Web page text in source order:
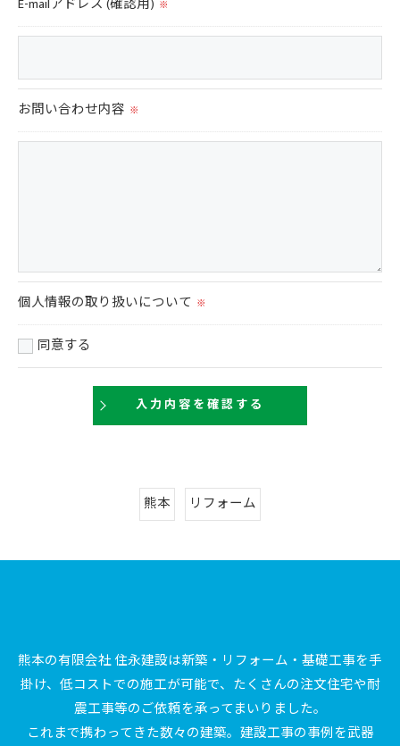
E-mailアドレス (確認用) ※
お問い合わせ内容 ※
個人情報の取り扱いについて ※
同意する
熊本 リフォーム
熊本の有限会社 住永建設は新築・リフォーム・基礎工事を手
掛け、低コストでの施工が可能で、たくさんの注文住宅や耐
震工事等のご依頼を承ってまいりました。
これまで携わってきた数々の建築。建設工事の事例を武器